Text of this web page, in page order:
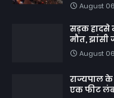
August
सड़क हादसे
मौत, झांसी
August
राज्यपाल
एक फीट